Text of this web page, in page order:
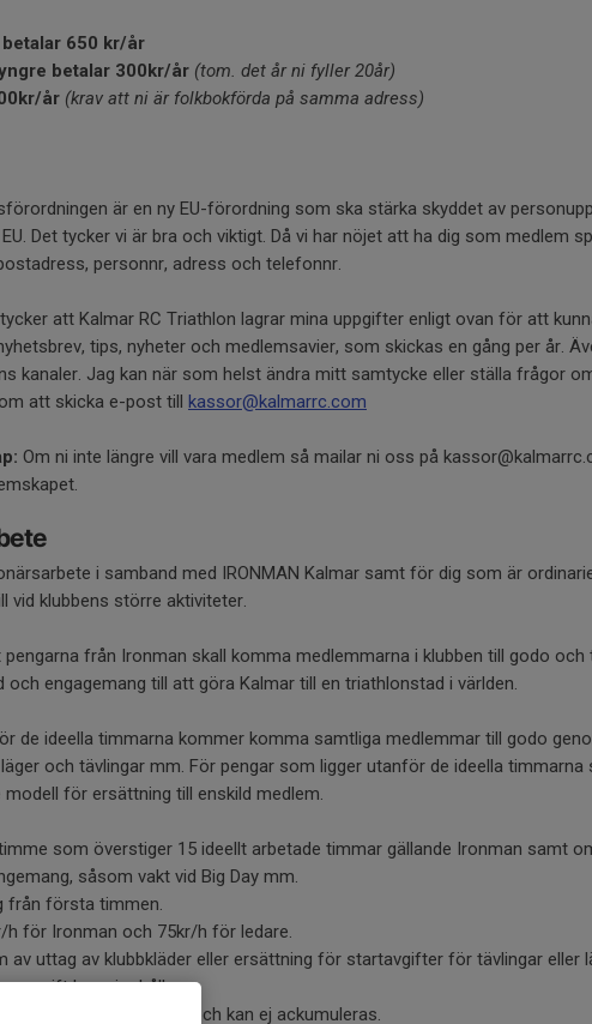
650 kr/år
betalar 300kr/år (tom. det år ni fyller 20år)
år (krav att ni är folkbokförda på samma adress)
är en ny EU-förordning som ska stärka skyddet av
Det tycker vi är bra och viktigt. Då vi har nöjet att ha dig som medlem
personnr, adress och telefonnr.
att Kalmar RC Triathlon lagrar mina uppgifter enligt ovan för att
tips, nyheter och medlemsavier, som skickas en gång per år.
kanaler. Jag kan när som helst ändra mitt samtycke eller ställa frågor
att skicka e-post till kassor@kalmarrc.com
Om ni inte längre vill vara medlem så mailar ni oss på
i samband med IRONMAN Kalmar samt för dig som är
vid klubbens större aktiviteter.
från Ironman skall komma medlemmarna i klubben till godo och
och engagemang till att göra Kalmar till en triathlonstad i världen.
de ideella timmarna kommer komma samtliga medlemmar till godo
och tävlingar mm. För pengar som ligger utanför de ideella timmarna
för ersättning till enskild medlem.
som överstiger 15 ideellt arbetade timmar gällande Ironman samt
såsom vakt vid Big Day mm.
från första timmen.
h för Ironman och 75kr/h för ledare.
av uttag av klubbkläder eller ersättning för startavgifter för tävlingar eller
kan ej erhållas.
efter arbetet utförts och kan ej ackumuleras.